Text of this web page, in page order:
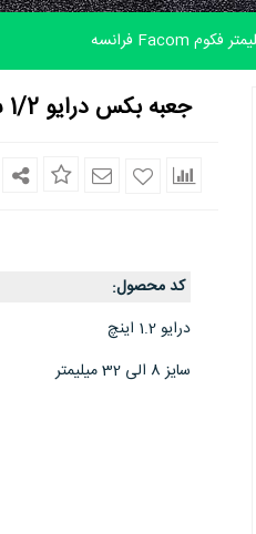
جعبه بکس درایو 1/2 سایز 8 الی 32 میلیمتر فکوم Facom فرانسه
کد محصول:
درایو 1.2 اینچ
سایز 8 الی 32 میلیمتر